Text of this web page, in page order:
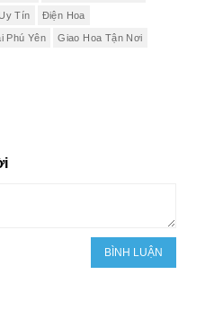
Tín Điện Hoa
Phú Yên Giao Hoa Tận Nơi